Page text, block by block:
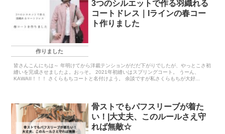
作りました
3つのシルエットで作る羽織れる
コートドレス｜Iラインの春コー
ト作りました
皆さんこんにちは～ 年明けてから洋裁テンションがだだ下がりでしたが、やっとこさ初
縫いを完成させましたよ。おっそ。 2021年初縫いはスプリングコート。 うーん、
KAWAII！！！ さくらもちコートと名付けよう。 余談ですが私さくらもちが大好...
骨ストでもパフスリーブが着た
い！|大丈夫、このルールさえ守
れば無敵☆